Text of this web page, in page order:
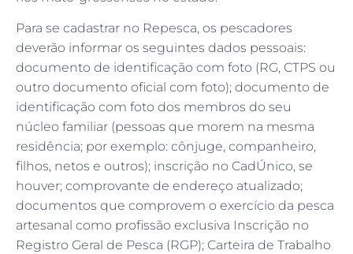
Para se cadastrar no Repesca, os pescadores
deverão informar os seguintes dados pessoais:
documento de identificação com foto (RG, CTPS ou
outro documento oficial com foto); documento de
identificação com foto dos membros do seu
núcleo familiar (pessoas que morem na mesma
residência; por exemplo: cônjuge, companheiro,
filhos, netos e outros); inscrição no CadÚnico, se
houver; comprovante de endereço atualizado;
documentos que comprovem o exercício da pesca
artesanal como profissão exclusiva Inscrição no
Registro Geral de Pesca (RGP); Carteira de Trabalho